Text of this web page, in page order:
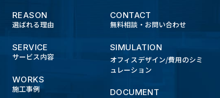
REASON
選ばれる理由
SERVICE
サービス内容
WORKS
施工事例
CONTACT
無料相談・お問い合わせ
SIMULATION
オフィスデザイン/費用のシミ
ュレーション
DOCUMENT